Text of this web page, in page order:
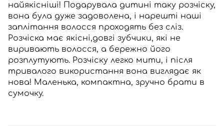
найякісніші! Подарувала дитині таку розчіску,
вона була дуже задоволена, і нарешті наші
заплітання волосся проходять без сліз.
Розчіска має якісні,довгі зубчики, які не
виривають волосся, а бережно його
розплутують. Розчіску легко мити, і після
тривалого використання вона виглядає як
нова! Маленька, компактна, зручно брати в
сумочку.